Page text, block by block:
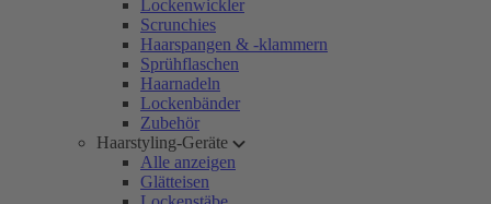
Lockenwickler
Scrunchies
Haarspangen & -klammern
Sprühflaschen
Haarnadeln
Lockenbänder
Zubehör
Haarstyling-Geräte
Alle anzeigen
Glätteisen